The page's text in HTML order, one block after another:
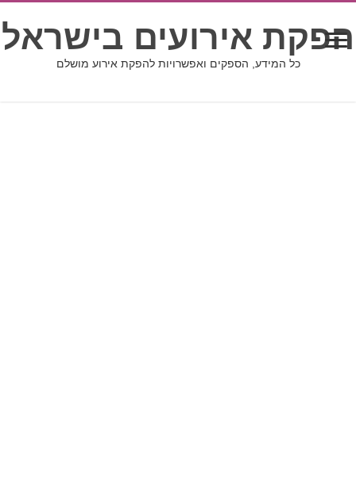
הפקת אירועים בישראל
כל המידע, הספקים ואפשרויות להפקת אירוע מושלם